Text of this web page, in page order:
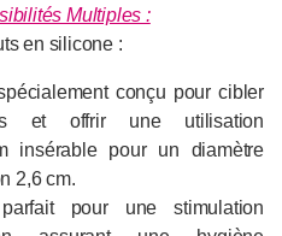
Multiples :
en silicone :
conçu pour cibler
et offrir une utilisation
insérable pour un diamètre
2,6 cm.
pour une stimulation